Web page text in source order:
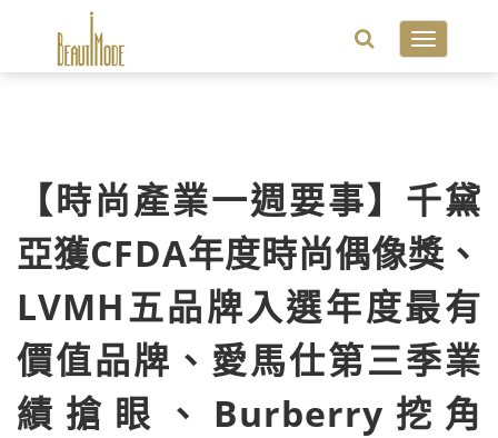
Toggle
【時尚產業一週要事】千黛
亞獲CFDA年度時尚偶像獎、
LVMH五品牌入選年度最有
價值品牌、愛馬仕第三季業
績搶眼、Burberry挖角